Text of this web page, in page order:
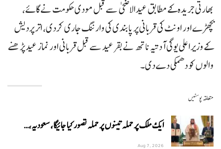
بھارتی جریدہ کے مطابق عیدالاضحی سے قبل مودی حکومت نے گائے،
بچھڑے اور اونٹ کی قربانی پر پابندی کی وارننگ جاری کردی، اتر پردیش
کے وزیراعلی یوگی آدتیہ ناتھ نے بقرعید سے قبل قربانی اور نماز عید پڑھنے
والوں کو دھمکی دے دی۔
متعلقہ پوسٹیں
ایک ملک پر حملہ تینوں پر حملہ تصور کیا جائیگا، سعودیہ،…
Aug 7, 2026